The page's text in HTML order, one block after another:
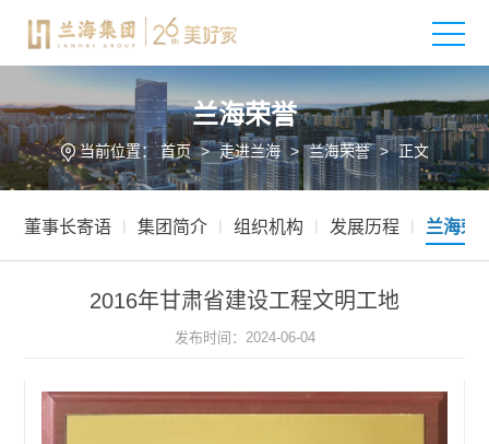
兰海荣誉
当前位置：首页 > 走进兰海 > 兰海荣誉 > 正文
董事长寄语 | 集团简介 | 组织机构 | 发展历程 | 兰海荣
2016年甘肃省建设工程文明工地
发布时间：2024-06-04